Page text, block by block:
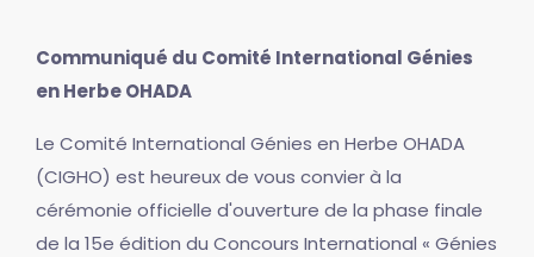
Communiqué du Comité International Génies
en Herbe OHADA
Le Comité International Génies en Herbe OHADA
(CIGHO) est heureux de vous convier à la
cérémonie officielle d'ouverture de la phase finale
de la 15e édition du Concours International « Génies